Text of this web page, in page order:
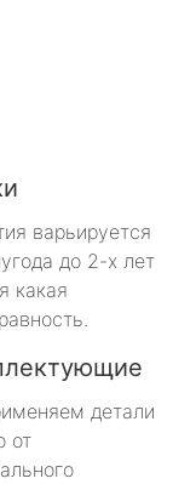
варьируется
до 2-х лет
какая
детали
от